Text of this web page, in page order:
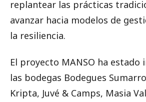
replantear las prácticas
avanzar hacia modelos de
la resiliencia.
El proyecto MANSO ha
las bodegas Bodegues
Kripta, Juvé & Camps, Masia